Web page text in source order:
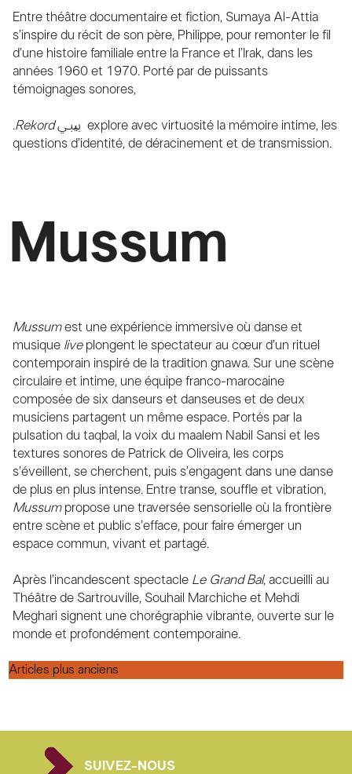
Entre théâtre documentaire et fiction, Sumaya Al-Attia
s’inspire du récit de son père, Philippe, pour remonter le fil
d’une histoire familiale entre la France et l’Irak, dans les
années 1960 et 1970. Porté par de puissants
témoignages sonores,
.Rekordبیبي explore avec virtuosité la mémoire intime, les
questions d’identité, de déracinement et de transmission.
Mussum
Mussumest une expérience immersive où danse et
musique live plongent le spectateur au cœur d’un rituel
contemporain inspiré de la tradition gnawa. Sur une scène
circulaire et intime, une équipe franco-marocaine
composée de six danseurs et danseuses et de deux
musiciens partagent un même espace. Portés par la
pulsation du taqbal, la voix du maalem Nabil Sansi et les
textures sonores de Patrick de Oliveira, les corps
s’éveillent, se cherchent, puis s’engagent dans une danse
de plus en plus intense. Entre transe, souffle et vibration,
Mussumpropose une traversée sensorielle où la frontière
entre scène et public s’efface, pour faire émerger un
espace commun, vivant et partagé.
Après l’incandescent spectacle Le Grand Bal, accueilli au
Théâtre de Sartrouville, Souhail Marchiche et Mehdi
Meghari signent une chorégraphie vibrante, ouverte sur le
monde et profondément contemporaine.
Navigation
Articles plus anciens
SUIVEZ-NOUS